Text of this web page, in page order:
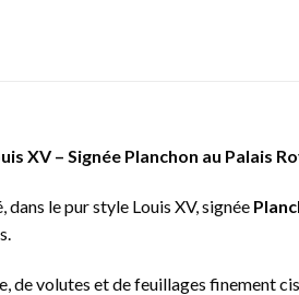
XV – Signée Planchon au Palais
le pur style Louis XV, signée
de volutes et de feuillages finement